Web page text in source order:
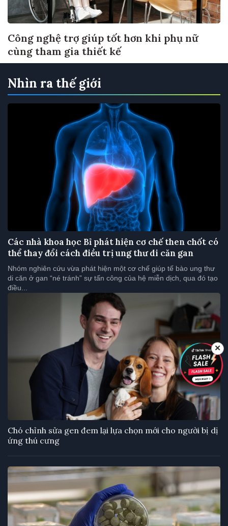
Công nghệ trợ giúp tốt hơn khi phụ nữ
cùng tham gia thiết kế
Nhìn ra thế giới
Các nhà khoa học Bỉ phát hiện cơ chế then chốt có
thể thay đổi cách điều trị ung thư di căn gan
Nhóm nghiên cứu vừa phát hiện một cơ chế giúp tế bào ung thư
di căn ở gan “né tránh” sự tấn công của hệ miễn dịch, qua đó tạo
điều...
Chó chỉnh sửa gen đem lại lựa chọn mới cho người bị dị
ứng thú cưng
✕